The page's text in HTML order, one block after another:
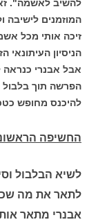
להשיב לאשמה".
המוזמנים לישיבה
זיכה אותי מכל
הניסיון
אבל אבנרי
הפרשה תוך בלבול
להיכנס מחופש
החשיפה
לשיא הבלבול
לתאר את מה